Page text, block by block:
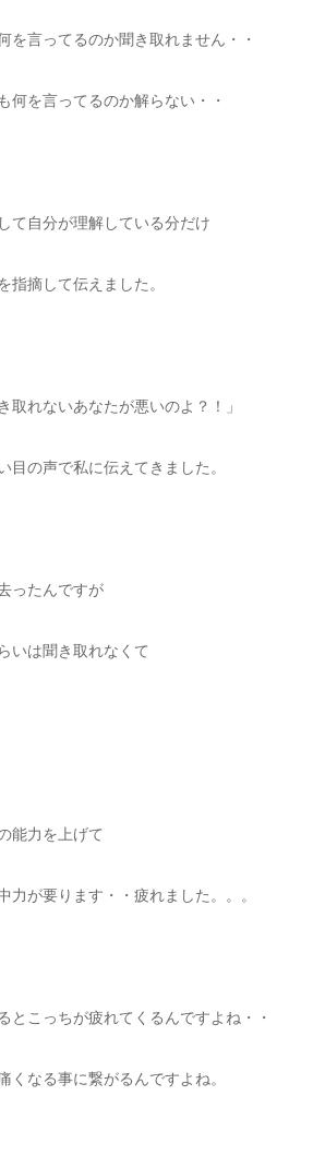
を言ってるのか聞き取れません・・
何を言ってるのか解らない・・
て自分が理解している分だけ
摘して伝えました。
れないあなたが悪いのよ？！」
の声で私に伝えてきました。
ったんですが
いは聞き取れなくて
能力を上げて
が要ります・・疲れました。。。
こっちが疲れてくるんですよね・・
なる事に繋がるんですよね。